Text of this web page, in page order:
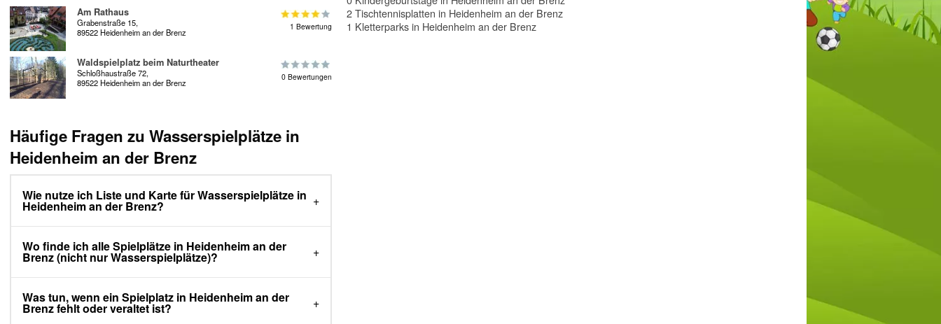
Am Rathaus
Grabenstraße 15,
89522 Heidenheim an der Brenz
1 Bewertung
Waldspielplatz beim Naturtheater
Schloßhaustraße 72,
89522 Heidenheim an der Brenz
0 Bewertungen
Häufige Fragen zu Wasserspielplätze in
Heidenheim an der Brenz
Wie nutze ich Liste und Karte für Wasserspielplätze in
Heidenheim an der Brenz?
Wo finde ich alle Spielplätze in Heidenheim an der
Brenz (nicht nur Wasserspielplätze)?
Was tun, wenn ein Spielplatz in Heidenheim an der
Brenz fehlt oder veraltet ist?
2 Tischtennisplatten in Heidenheim an der Brenz
1 Kletterparks in Heidenheim an der Brenz